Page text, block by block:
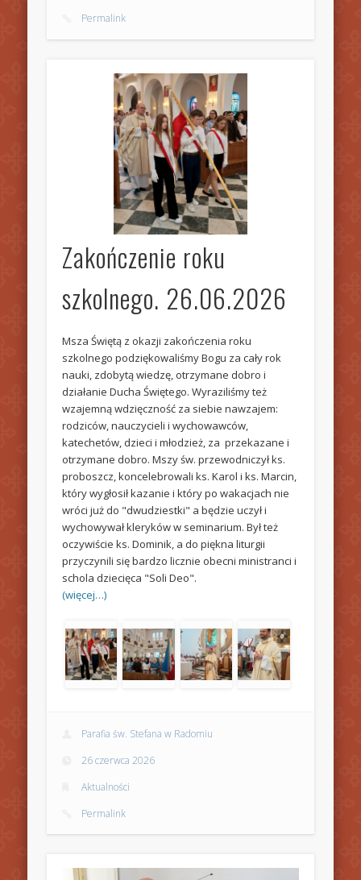
Permalink
Zakończenie roku
szkolnego. 26.06.2026
Msza Świętą z okazji zakończenia roku
szkolnego podziękowaliśmy Bogu za cały rok
nauki, zdobytą wiedzę, otrzymane dobro i
działanie Ducha Świętego. Wyraziliśmy też
wzajemną wdzięczność za siebie nawzajem:
rodziców, nauczycieli i wychowawców,
katechetów, dzieci i młodzież, za przekazane i
otrzymane dobro. Mszy św. przewodniczył ks.
proboszcz, koncelebrowali ks. Karol i ks. Marcin,
który wygłosił kazanie i który po wakacjach nie
wróci już do "dwudziestki" a będzie uczył i
wychowywał kleryków w seminarium. Był też
oczywiście ks. Dominik, a do piękna liturgii
przyczynili się bardzo licznie obecni ministranci i
schola dziecięca "Soli Deo".
(więcej…)
Parafia św. Stefana w Radomiu
26 czerwca 2026
Aktualności
Permalink